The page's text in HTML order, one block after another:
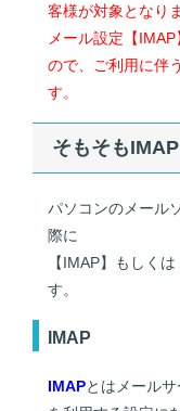
客様が対象となり
メール設定【
ので、ご利用に伴
す。
そもそも
パソコンのメール
際に
【IMAP】もしく
す。
IMAP
IMAPとはメール